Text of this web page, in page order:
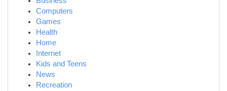
Computers
Games
Health
Home
Internet
Kids and Teens
News
Recreation